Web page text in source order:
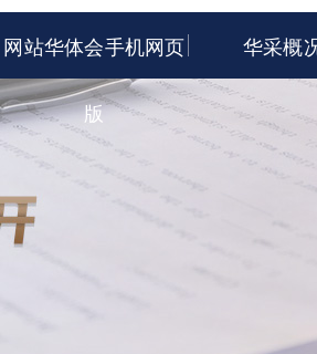
网站华体会手机网页
版
华采概